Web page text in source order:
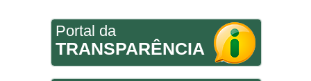
Portal da
TRANSPARÊNCIA